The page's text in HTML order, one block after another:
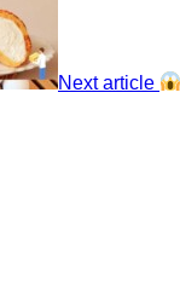
Next article